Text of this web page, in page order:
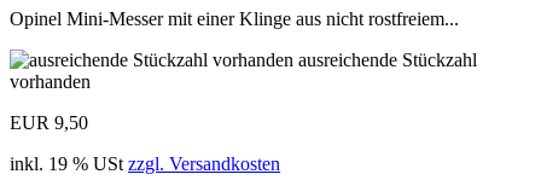
Opinel Mini-Messer mit einer Klinge aus nicht rostfreiem...
ausreichende Stückzahl
vorhanden
EUR 9,50
inkl. 19 % USt zzgl. Versandkosten